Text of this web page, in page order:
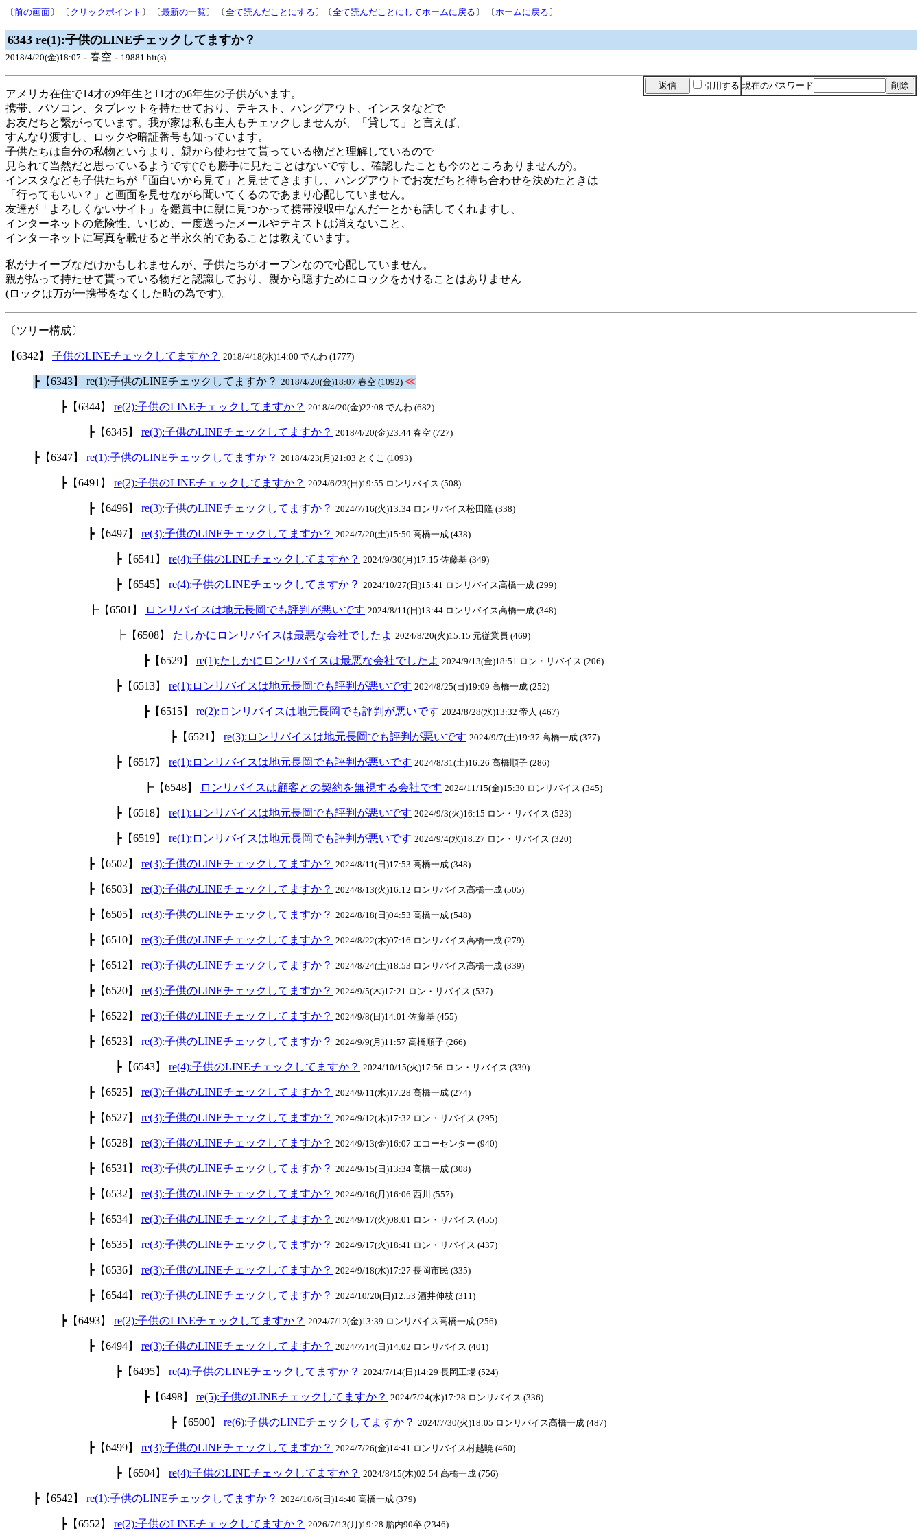
〔前の画面〕 〔 クリックポイント 〕 〔最新の一覧 〕 〔全て読んだことにする 〕〔全て読んだことにしてホームに戻る 〕 〔ホームに戻る 〕
6343 re(1):子供のLINEチェックしてますか？
2018/4/20(金)18:07 - 春空 - 19881 hit(s)
引用する 現在のパスワード
アメリカ在住で14才の9年生と11才の6年生の子供がいます。
携帯、パソコン、タブレットを持たせており、テキスト、ハングアウト、インスタなどで
お友だちと繋がっています。我が家は私も主人もチェックしませんが、「貸して」と言えば、
すんなり渡すし、ロックや暗証番号も知っています。
子供たちは自分の私物というより、親から使わせて貰っている物だと理解しているので
見られて当然だと思っているようです(でも勝手に見たことはないですし、確認したことも今のところありませんが)。
インスタなども子供たちが「面白いから見て」と見せてきますし、ハングアウトでお友だちと待ち合わせを決めたときは
「行ってもいい？」と画面を見せながら聞いてくるのであまり心配していません。
友達が「よろしくないサイト」を鑑賞中に親に見つかって携帯没収中なんだーとかも話してくれますし、
インターネットの危険性、いじめ、一度送ったメールやテキストは消えないこと、
インターネットに写真を載せると半永久的であることは教えています。
私がナイーブなだけかもしれませんが、子供たちがオープンなので心配していません。
親が払って持たせて貰っている物だと認識しており、親から隠すためにロックをかけることはありません
(ロックは万が一携帯をなくした時の為です)。
〔ツリー構成〕
【6342】 子供のLINEチェックしてますか？ 2018/4/18(水)14:00 でんわ (1777)
┣【6343】 re(1):子供のLINEチェックしてますか？ 2018/4/20(金)18:07 春空 (1092) ≪
┣【6344】 re(2):子供のLINEチェックしてますか？ 2018/4/20(金)22:08 でんわ (682)
┣【6345】 re(3):子供のLINEチェックしてますか？ 2018/4/20(金)23:44 春空 (727)
┣【6347】 re(1):子供のLINEチェックしてますか？ 2018/4/23(月)21:03 とくこ (1093)
┣【6491】 re(2):子供のLINEチェックしてますか？ 2024/6/23(日)19:55 ロンリバイス (508)
┣【6496】 re(3):子供のLINEチェックしてますか？ 2024/7/16(火)13:34 ロンリバイス松田隆 (338)
┣【6497】 re(3):子供のLINEチェックしてますか？ 2024/7/20(土)15:50 高橋一成 (438)
┣【6541】 re(4):子供のLINEチェックしてますか？ 2024/9/30(月)17:15 佐藤基 (349)
┣【6545】 re(4):子供のLINEチェックしてますか？ 2024/10/27(日)15:41 ロンリバイス高橋一成 (299)
┣【6501】 ロンリバイスは地元長岡でも評判が悪いです 2024/8/11(日)13:44 ロンリバイス高橋一成 (348)
┣【6508】 たしかにロンリバイスは最悪な会社でしたよ 2024/8/20(火)15:15 元従業員 (469)
┣【6529】 re(1):たしかにロンリバイスは最悪な会社でしたよ 2024/9/13(金)18:51 ロン・リバイス (206)
┣【6513】 re(1):ロンリバイスは地元長岡でも評判が悪いです 2024/8/25(日)19:09 高橋一成 (252)
┣【6515】 re(2):ロンリバイスは地元長岡でも評判が悪いです 2024/8/28(水)13:32 帝人 (467)
┣【6521】 re(3):ロンリバイスは地元長岡でも評判が悪いです 2024/9/7(土)19:37 高橋一成 (377)
┣【6517】 re(1):ロンリバイスは地元長岡でも評判が悪いです 2024/8/31(土)16:26 高橋順子 (286)
┣【6548】 ロンリバイスは顧客との契約を無視する会社です 2024/11/15(金)15:30 ロンリバイス (345)
┣【6518】 re(1):ロンリバイスは地元長岡でも評判が悪いです 2024/9/3(火)16:15 ロン・リバイス (523)
┣【6519】 re(1):ロンリバイスは地元長岡でも評判が悪いです 2024/9/4(水)18:27 ロン・リバイス (320)
┣【6502】 re(3):子供のLINEチェックしてますか？ 2024/8/11(日)17:53 高橋一成 (348)
┣【6503】 re(3):子供のLINEチェックしてますか？ 2024/8/13(火)16:12 ロンリバイス高橋一成 (505)
┣【6505】 re(3):子供のLINEチェックしてますか？ 2024/8/18(日)04:53 高橋一成 (548)
┣【6510】 re(3):子供のLINEチェックしてますか？ 2024/8/22(木)07:16 ロンリバイス高橋一成 (279)
┣【6512】 re(3):子供のLINEチェックしてますか？ 2024/8/24(土)18:53 ロンリバイス高橋一成 (339)
┣【6520】 re(3):子供のLINEチェックしてますか？ 2024/9/5(木)17:21 ロン・リバイス (537)
┣【6522】 re(3):子供のLINEチェックしてますか？ 2024/9/8(日)14:01 佐藤基 (455)
┣【6523】 re(3):子供のLINEチェックしてますか？ 2024/9/9(月)11:57 高橋順子 (266)
┣【6543】 re(4):子供のLINEチェックしてますか？ 2024/10/15(火)17:56 ロン・リバイス (339)
┣【6525】 re(3):子供のLINEチェックしてますか？ 2024/9/11(水)17:28 高橋一成 (274)
┣【6527】 re(3):子供のLINEチェックしてますか？ 2024/9/12(木)17:32 ロン・リバイス (295)
┣【6528】 re(3):子供のLINEチェックしてますか？ 2024/9/13(金)16:07 エコーセンター (940)
┣【6531】 re(3):子供のLINEチェックしてますか？ 2024/9/15(日)13:34 高橋一成 (308)
┣【6532】 re(3):子供のLINEチェックしてますか？ 2024/9/16(月)16:06 西川 (557)
┣【6534】 re(3):子供のLINEチェックしてますか？ 2024/9/17(火)08:01 ロン・リバイス (455)
┣【6535】 re(3):子供のLINEチェックしてますか？ 2024/9/17(火)18:41 ロン・リバイス (437)
┣【6536】 re(3):子供のLINEチェックしてますか？ 2024/9/18(水)17:27 長岡市民 (335)
┣【6544】 re(3):子供のLINEチェックしてますか？ 2024/10/20(日)12:53 酒井伸枝 (311)
┣【6493】 re(2):子供のLINEチェックしてますか？ 2024/7/12(金)13:39 ロンリバイス高橋一成 (256)
┣【6494】 re(3):子供のLINEチェックしてますか？ 2024/7/14(日)14:02 ロンリバイス (401)
┣【6495】 re(4):子供のLINEチェックしてますか？ 2024/7/14(日)14:29 長岡工場 (524)
┣【6498】 re(5):子供のLINEチェックしてますか？ 2024/7/24(水)17:28 ロンリバイス (336)
┣【6500】 re(6):子供のLINEチェックしてますか？ 2024/7/30(火)18:05 ロンリバイス高橋一成 (487)
┣【6499】 re(3):子供のLINEチェックしてますか？ 2024/7/26(金)14:41 ロンリバイス村越暁 (460)
┣【6504】 re(4):子供のLINEチェックしてますか？ 2024/8/15(木)02:54 高橋一成 (756)
┣【6542】 re(1):子供のLINEチェックしてますか？ 2024/10/6(日)14:40 高橋一成 (379)
┣【6552】 re(2):子供のLINEチェックしてますか？ 2026/7/13(月)19:28 胎内90卒 (2346)